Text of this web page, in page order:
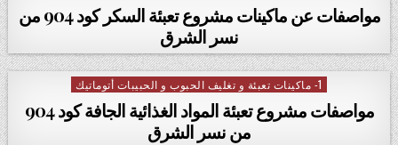
مواصفات عن ماكينات مشروع تعبئة السكر كود 904 من
نسر الشرق
Posted in1- ماكينات تعبئة و تغليف الحبوب و الحبيبات أتوماتيك
مواصفات مشروع تعبئة المواد الغذائية الجافة كود 904
من نسر الشرق